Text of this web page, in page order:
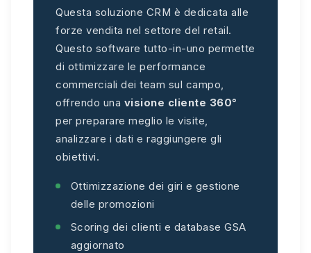
Questa soluzione CRM è dedicata alle
forze vendita nel settore del retail.
Questo software tutto-in-uno permette
di ottimizzare le performance
commerciali dei team sul campo,
offrendo una visione cliente 360°
per preparare meglio le visite,
analizzare i dati e raggiungere gli
obiettivi.
Ottimizzazione dei giri e gestione
delle promozioni
Scoring dei clienti e database GSA
aggiornato